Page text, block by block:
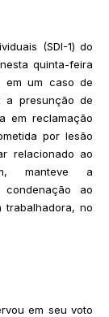
(SDI-1) do
quinta-feira
em um caso de
a presunção de
em reclamação
por lesão
relacionado ao
manteve a
ao
trabalhadora, no
em seu voto